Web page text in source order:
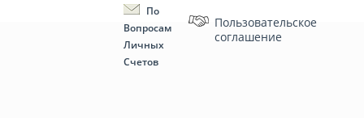
По
Вопросам
Личных
Счетов
Пользовательское
соглашение